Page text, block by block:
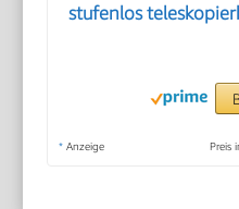
stufenlos
* Anzeige Preis